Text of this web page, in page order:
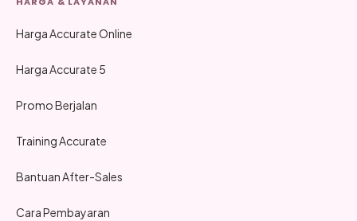
Harga Accurate Online
Harga Accurate 5
Promo Berjalan
Training Accurate
Bantuan After-Sales
Cara Pembayaran